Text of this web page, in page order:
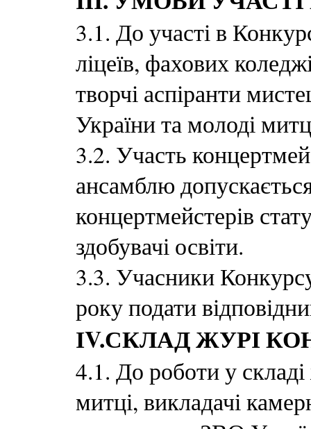
3.1. До участі в
ліцеїв, фахових
творчі аспіранти
України та молоді
3.2. Участь
ансамблю
концертмейстерів
здобувачі освіти.
3.3. Учасники
року подати
ІV.СКЛАД ЖУРІ
4.1. До роботи у
митці, викладачі